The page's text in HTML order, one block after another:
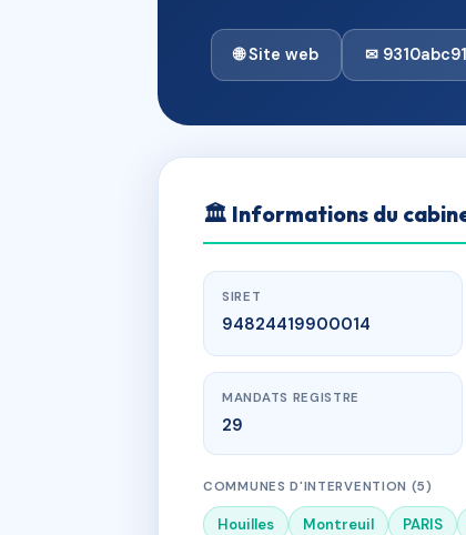
🌐 Site web ✉
🏛 Informations du
SIRET
94824419900014
MANDATS REGISTRE
29
COMMUNES D'INTERVENTION (5)
Houilles Montreuil PARIS